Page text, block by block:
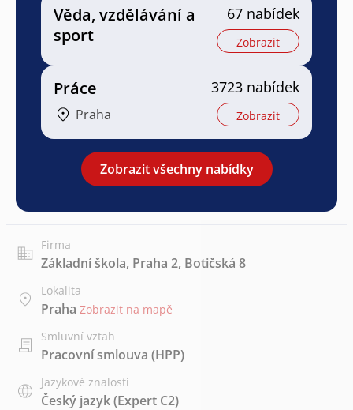
Věda, vzdělávání a
sport
67 nabídek
Zobrazit
Práce
Praha
3723 nabídek
Zobrazit
Zobrazit všechny nabídky
Firma
Základní škola, Praha 2, Botičská 8
Lokalita
Praha Zobrazit na mapě
Smluvní vztah
Pracovní smlouva (HPP)
Jazykové znalosti
Český jazyk(Expert C2)